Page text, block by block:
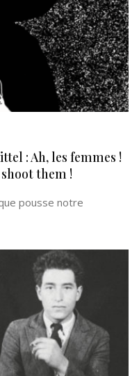
: Ah, les femmes !
them !
pousse notre